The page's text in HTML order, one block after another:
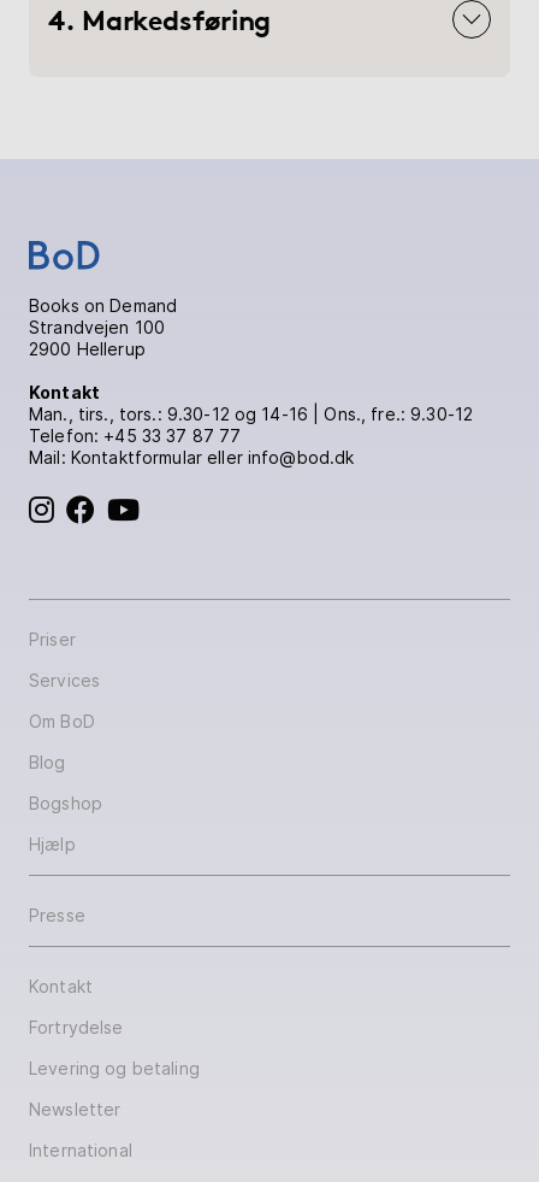
4. Markedsføring
Books on Demand
Strandvejen 100
2900 Hellerup
Kontakt
Man., tirs., tors.: 9.30-12 og 14-16 | Ons., fre.: 9.30-12
Telefon: +45 33 37 87 77
Mail: Kontaktformulareller info@bod.dk
BoD på Instagram
BoD på Facebook
Priser
Services
Om BoD
Blog
Bogshop
Hjælp
Presse
Kontakt
Fortrydelse
Levering og betaling
Newsletter
International